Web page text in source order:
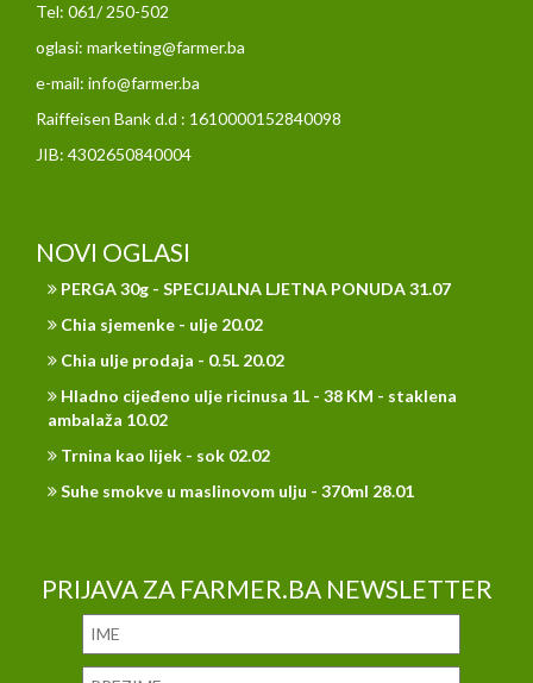
Tel: 061/ 250-502
oglasi: marketing@farmer.ba
e-mail: info@farmer.ba
Raiffeisen Bank d.d : 1610000152840098
JIB: 4302650840004
NOVI OGLASI
PERGA 30g - SPECIJALNA LJETNA PONUDA 31.07
Chia sjemenke - ulje 20.02
Chia ulje prodaja - 0.5L 20.02
Hladno cijeđeno ulje ricinusa 1L - 38 KM - staklena
ambalaža 10.02
Trnina kao lijek - sok 02.02
Suhe smokve u maslinovom ulju - 370ml 28.01
PRIJAVA ZA FARMER.BA NEWSLETTER